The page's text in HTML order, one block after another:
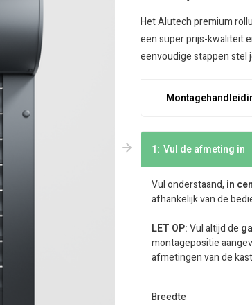
Het Alutech premium
een super prijs-kwaliteit
eenvoudige stappen stel
1: Vul de afmeting in
Vul onderstaand, in
afhankelijk van de
LET OP:Vul altijd de
montagepositie
afmetingen van de
Breedte